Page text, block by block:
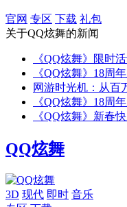
官网 专区 下载 礼包
关于QQ炫舞的新闻
《QQ炫舞》限时
《QQ炫舞》18周
网游时光机：从百
《QQ炫舞》18周
《QQ炫舞》新春
QQ炫舞
3D 现代 即时 音乐